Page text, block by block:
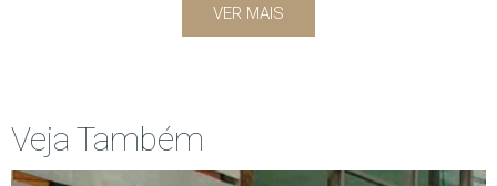
VER MAIS
Veja Também